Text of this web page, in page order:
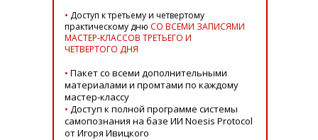
• Пакет со всеми дополнительными
материалами и промтами по каждому
мастер-классу
• Доступ к полной программе системы
самопознания на базе ИИ Noesis Protocol
от Игоря Ивицкого
• Доступ к третьему и четвертому
практическому дню СО ВСЕМИ ЗАПИСЯМИ
МАСТЕР-КЛАССОВ ТРЕТЬЕГО И
ЧЕТВЕРТОГО ДНЯ